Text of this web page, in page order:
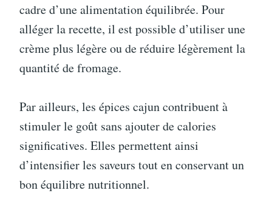
cadre d’une alimentation équilibrée. Pour
alléger la recette, il est possible d’utiliser une
crème plus légère ou de réduire légèrement la
quantité de fromage.
Par ailleurs, les épices cajun contribuent à
stimuler le goût sans ajouter de calories
significatives. Elles permettent ainsi
d’intensifier les saveurs tout en conservant un
bon équilibre nutritionnel.